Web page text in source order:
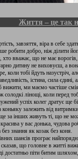
Життя – це так
завзяття, віра в себе
робити добро, ніж ділити
хто вважає, що не має ворогів,
дитину не виховуєш, а
коли тобі йдуть назустріч,
істина, сила єдині,
ми маємо частіше
солодкі лінощі, коли перед
успіх колег дратує ще
коньяку залежить від
за інших живуть ті, що не
у вас донька, чудова
без знання як козак без коня.
шансів програє
що головне в житті
достатньо піти битим